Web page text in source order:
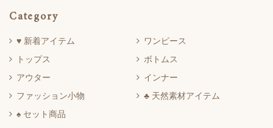
Category
♥ 新着アイテム
ワンピース
トップス
ボトムス
アウター
インナー
ファッション小物
♣ 天然素材アイテム
♠ セット商品